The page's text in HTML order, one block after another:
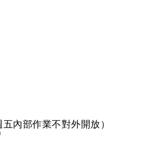
內部作業不對外開放）